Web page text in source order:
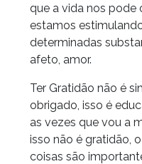
que a vida nos pode
estamos
determinadas
afeto, amor.
Ter Gratidão não é
obrigado, isso é
as vezes que vou a
isso não é gratidão,
coisas são